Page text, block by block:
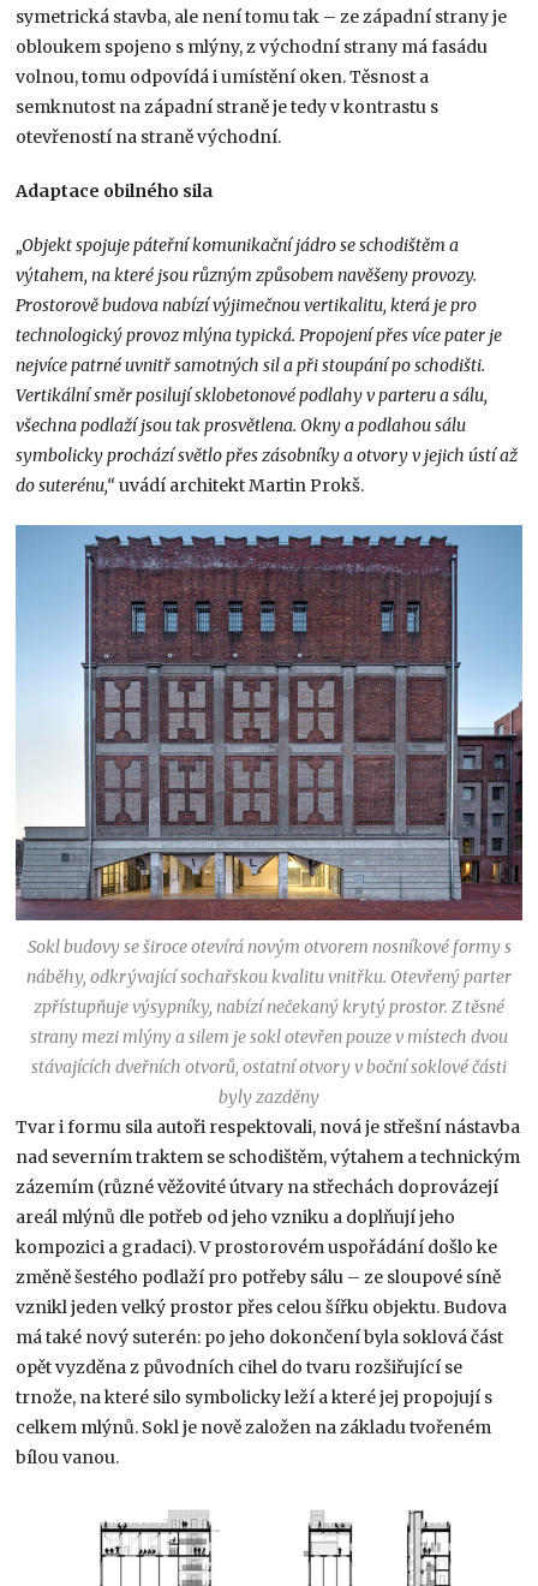
symetrická stavba, ale není tomu tak – ze západní strany je
obloukem spojeno s mlýny, z východní strany má fasádu
volnou, tomu odpovídá i umístění oken. Těsnost a
semknutost na západní straně je tedy v kontrastu s
otevřeností na straně východní.
Adaptace obilného sila
„Objekt spojuje páteřní komunikační jádro se schodištěm a
výtahem, na které jsou různým způsobem navěšeny provozy.
Prostorově budova nabízí výjimečnou vertikalitu, která je pro
technologický provoz mlýna typická. Propojení přes více pater je
nejvíce patrné uvnitř samotných sil a při stoupání po schodišti.
Vertikální směr posilují sklobetonové podlahy v parteru a sálu,
všechna podlaží jsou tak prosvětlena. Okny a podlahou sálu
symbolicky prochází světlo přes zásobníky a otvory v jejich ústí až
do suterénu,“uvádí architekt Martin Prokš.
Sokl budovy se široce otevírá novým otvorem nosníkové formy s
náběhy, odkrývající sochařskou kvalitu vnitřku. Otevřený parter
zpřístupňuje výsypníky, nabízí nečekaný krytý prostor. Z těsné
strany mezi mlýny a silem je sokl otevřen pouze v místech dvou
stávajících dveřních otvorů, ostatní otvory v boční soklové části
byly zazděny
Tvar i formu sila autoři respektovali, nová je střešní nástavba
nad severním traktem se schodištěm, výtahem a technickým
zázemím (různé věžovité útvary na střechách doprovázejí
areál mlýnů dle potřeb od jeho vzniku a doplňují jeho
kompozici a gradaci). V prostorovém uspořádání došlo ke
změně šestého podlaží pro potřeby sálu – ze sloupové síně
vznikl jeden velký prostor přes celou šířku objektu. Budova
má také nový suterén: po jeho dokončení byla soklová část
opět vyzděna z původních cihel do tvaru rozšiřující se
trnože, na které silo symbolicky leží a které jej propojují s
celkem mlýnů. Sokl je nově založen na základu tvořeném
bílou vanou.